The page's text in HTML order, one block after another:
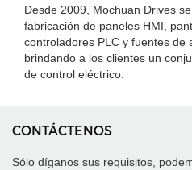
Desde 2009, Mochuan Drives
fabricación de paneles HMI,
controladores PLC y fuentes de
brindando a los clientes un
de control eléctrico.
CONTÁCTENOS
Sólo díganos sus requisitos,